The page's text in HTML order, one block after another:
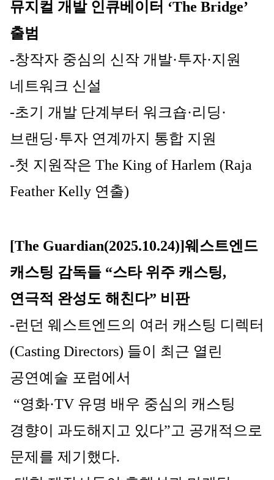
뮤지컬 개발 인큐베이터 ‘The Bridge’
출범
-창작자 중심의 신작 개발·투자·지원
네트워크 신설
-초기 개발 단계부터 워크숍·리딩·
브랜딩·투자 연계까지 통합 지원
-첫 지원작은 The King of Harlem (Raja
Feather Kelly 연출)
[The Guardian(2025.10.24)]웨스트엔드
캐스팅 감독들 “스타 위주 캐스팅,
연극적 완성도 해친다” 비판
-런던 웨스트엔드의 여러 캐스팅 디렉터
(Casting Directors) 들이 최근 열린
공연예술 포럼에서
경향이 과도해지고 있다”고 공개적으로
문제를 제기했다.